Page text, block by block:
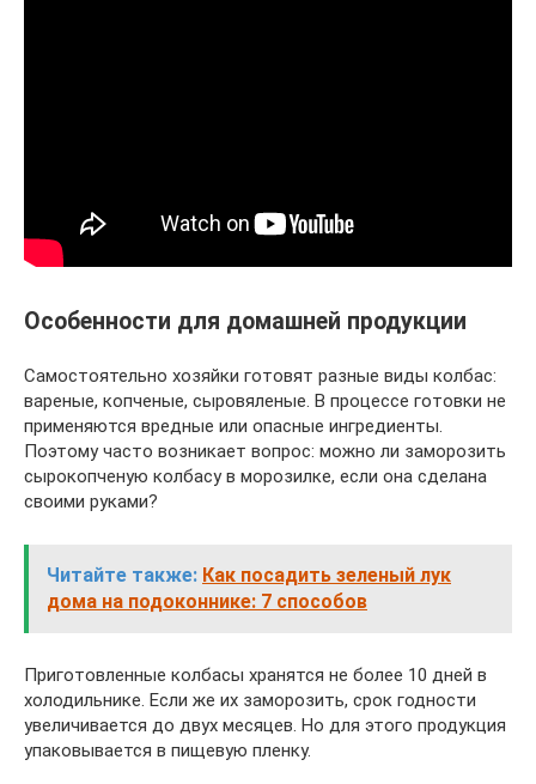
Особенности для домашней продукции
Самостоятельно хозяйки готовят разные виды колбас:
вареные, копченые, сыровяленые. В процессе готовки не
применяются вредные или опасные ингредиенты.
Поэтому часто возникает вопрос: можно ли заморозить
сырокопченую колбасу в морозилке, если она сделана
своими руками?
Читайте также: Как посадить зеленый лук
дома на подоконнике: 7 способов
Приготовленные колбасы хранятся не более 10 дней в
холодильнике. Если же их заморозить, срок годности
увеличивается до двух месяцев. Но для этого продукция
упаковывается в пищевую пленку.